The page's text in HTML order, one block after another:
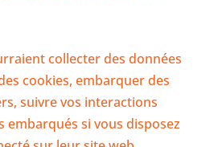
collecter des données
cookies, embarquer des
suivre vos interactions
embarqués si vous disposez